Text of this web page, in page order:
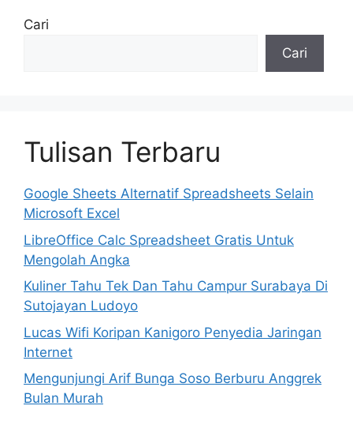
Cari
Cari
Tulisan Terbaru
Google Sheets Alternatif Spreadsheets Selain
Microsoft Excel
LibreOffice Calc Spreadsheet Gratis Untuk
Mengolah Angka
Kuliner Tahu Tek Dan Tahu Campur Surabaya Di
Sutojayan Ludoyo
Lucas Wifi Koripan Kanigoro Penyedia Jaringan
Internet
Mengunjungi Arif Bunga Soso Berburu Anggrek
Bulan Murah